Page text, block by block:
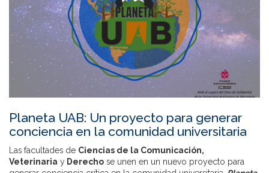
Planeta UAB: Un proyecto para generar
conciencia en la comunidad universitaria
Las facultades de Ciencias de la Comunicación,
Veterinaria y Derecho se unen en un nuevo proyecto para